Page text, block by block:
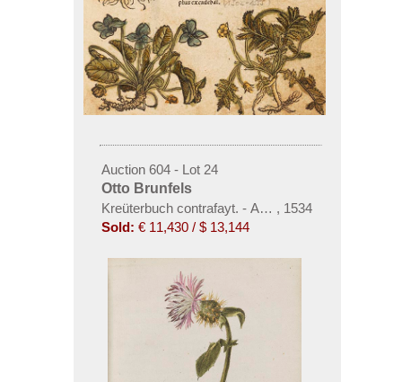
Auction 604 - Lot 24
Otto Brunfels
Kreüterbuch contrafayt. - Angebunden: Herbarum
, 1534
Sold: € 11,430 / $ 13,144